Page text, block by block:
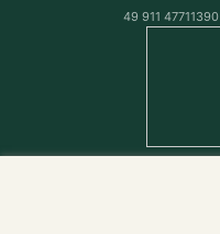
49 911 47711390